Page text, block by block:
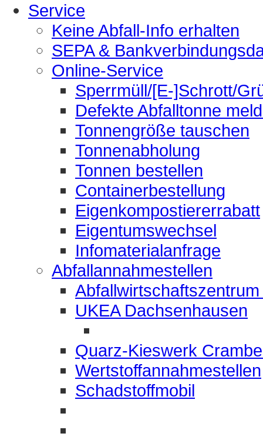
Service
Keine Abfall-Info erhalten
SEPA &
Online-Service
Sperrmüll/[E-]Schrott/
Defekte Abfalltonne
Tonnengröße tauschen
Tonnenabholung
Tonnen bestellen
Containerbestellung
Eigenkompostiererrabatt
Eigentumswechsel
Infomaterialanfrage
Abfallannahmestellen
UKEA Dachsenhausen
Quarz-Kieswerk
Wertstoffannahmestellen
Schadstoffmobil